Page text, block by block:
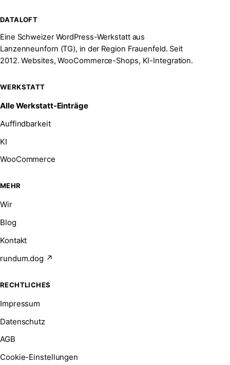
DATALOFT
Eine Schweizer WordPress-Werkstatt aus
Lanzenneunforn (TG), in der Region Frauenfeld. Seit
2012. Websites, WooCommerce-Shops, KI-Integration.
WERKSTATT
Alle Werkstatt-Einträge
Auffindbarkeit
KI
WooCommerce
MEHR
Wir
Blog
Kontakt
rundum.dog ↗
RECHTLICHES
Impressum
Datenschutz
AGB
Cookie-Einstellungen